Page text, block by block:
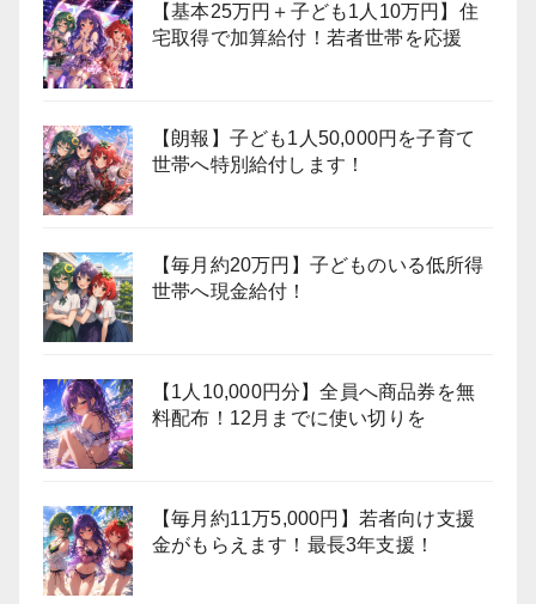
【基本25万円＋子ども1人10万円】住
宅取得で加算給付！若者世帯を応援
【朗報】子ども1人50,000円を子育て
世帯へ特別給付します！
【毎月約20万円】子どものいる低所得
世帯へ現金給付！
【1人10,000円分】全員へ商品券を無
料配布！12月までに使い切りを
【毎月約11万5,000円】若者向け支援
金がもらえます！最長3年支援！